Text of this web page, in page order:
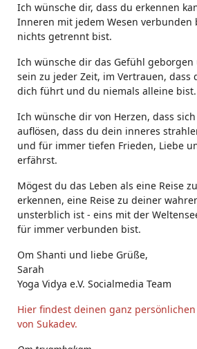
Ich wünsche dir, dass du erkennen
Inneren mit jedem Wesen verbunden
nichts getrennt bist.
Ich wünsche dir das Gefühl
sein zu jeder Zeit, im Vertrauen, dass
dich führt und du niemals alleine bist.
Ich wünsche dir von Herzen, dass
auflösen, dass du dein inneres
und für immer tiefen Frieden, Liebe
erfährst.
Mögest du das Leben als eine Reise
erkennen, eine Reise zu deiner
unsterblich ist - eins mit der
für immer verbunden bist.
Om Shanti und liebe Grüße,
Sarah
Yoga Vidya e.V. Socialmedia Team
Hier findest deinen ganz
von Sukadev.